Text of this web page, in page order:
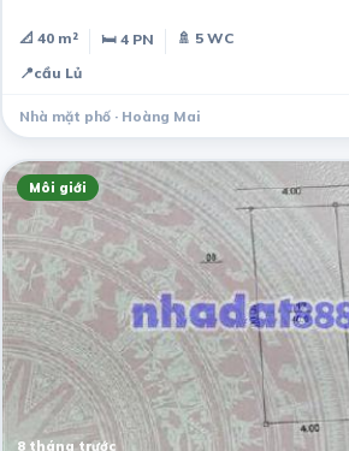
📐 40 m² 🛏 4 PN
🚿 5 WC
📍cầu Lủ
Nhà mặt phố · Hoàng Mai
Môi giới
8 tháng trước